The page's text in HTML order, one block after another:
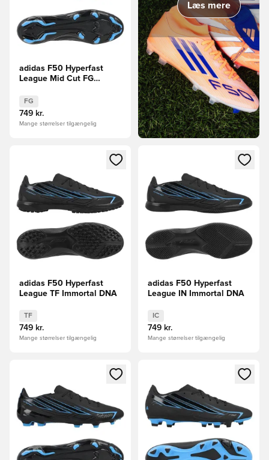
adidas F50 Hyperfast
League Mid Cut FG
FG
749 kr.
Mange størrelser tilgængelig
Læs mere
Åbner en Modal til at logge ind eller tilmelde dig som
adidas F50 Hyperfast
League TF Immortal DNA
TF
749 kr.
Mange størrelser tilgængelig
Åbner en Modal til at logge
adidas F50 Hyperfast
League IN Immortal DNA
IC
749 kr.
Mange størrelser tilgængelig
Åbner en Modal til at logge ind eller tilmelde dig som
Åbner en Modal til at logge